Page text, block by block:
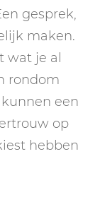
gesprek,
maken.
wat je al
rondom
een
op
hebben